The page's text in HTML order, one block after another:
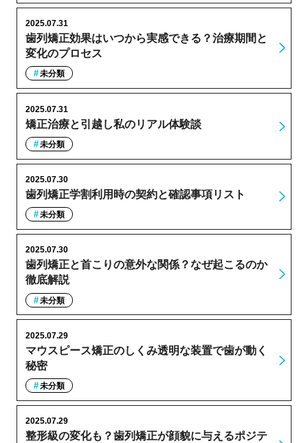
歯列矯正効果はいつから実感できる？治療期間と
変化のプロセス
2025.07.31
未分類
矯正治療と引越し私のリアル体験談
2025.07.31
未分類
歯列矯正学割利用時の契約と確認事項リスト
2025.07.30
未分類
歯列矯正と首こりの意外な関係？なぜ起こるのか
徹底解説
2025.07.30
未分類
マウスピース矯正のしくみ透明な装置で歯が動く
秘密
2025.07.29
未分類
整形級の変化も？歯列矯正が顔貌に与えるポジテ
2025.07.29